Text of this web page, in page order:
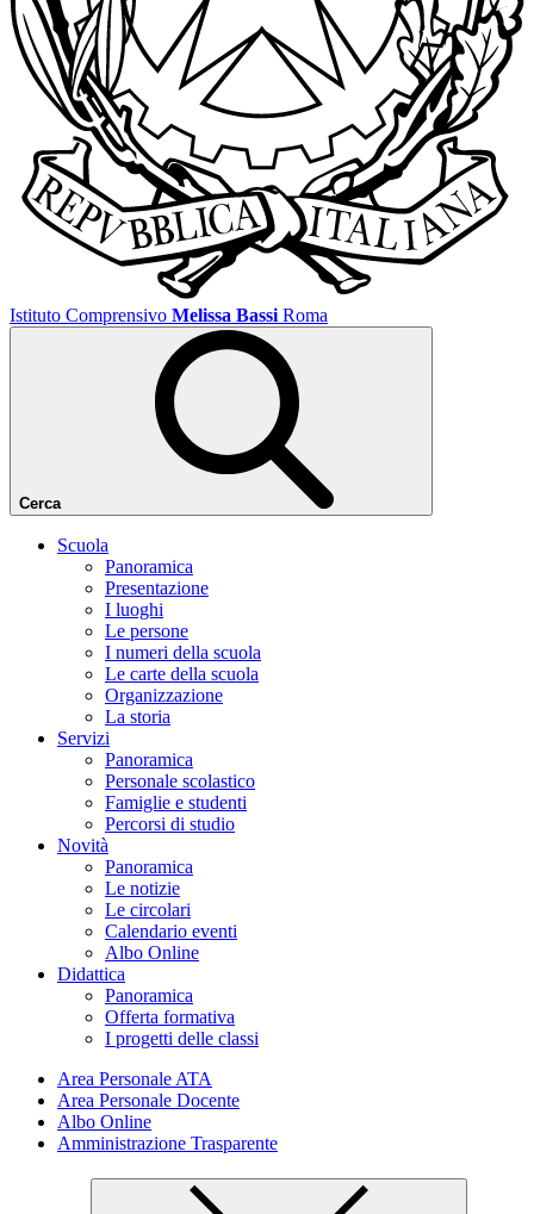
Istituto Comprensivo Melissa Bassi Roma
Cerca
Scuola
Panoramica
Presentazione
I luoghi
Le persone
I numeri della scuola
Le carte della scuola
Organizzazione
La storia
Servizi
Panoramica
Personale scolastico
Famiglie e studenti
Percorsi di studio
Novità
Panoramica
Le notizie
Le circolari
Calendario eventi
Albo Online
Didattica
Panoramica
Offerta formativa
I progetti delle classi
Area Personale ATA
Area Personale Docente
Albo Online
Amministrazione Trasparente